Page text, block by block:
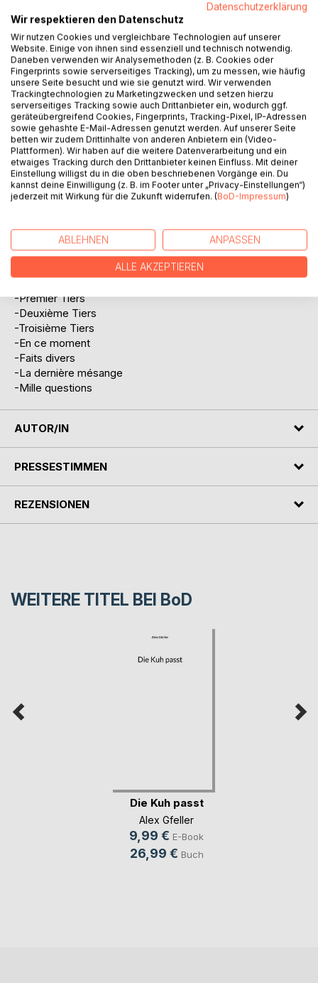
Titel bewerten
BESCHREIBUNG
Alex Gfeller
L'édition française
chez Books on Demand:
-Le Seeland
-Premier Tiers
-Deuxième Tiers
-Troisième Tiers
-En ce moment
-Faits divers
-La dernière mésange
-Mille questions
AUTOR/IN
PRESSESTIMMEN
REZENSIONEN
WEITERE TITEL BEI BoD
Die Kuh passt
Alex Gfeller
9,99 € E-Book
26,99 € Buch
Datenschutzerklärung
Wir respektieren den Datenschutz
Wir nutzen Cookies und vergleichbare Technologien auf unserer
Website. Einige von ihnen sind essenziell und technisch notwendig.
Daneben verwenden wir Analysemethoden (z. B. Cookies oder
Fingerprints sowie serverseitiges Tracking), um zu messen, wie häufig
unsere Seite besucht und wie sie genutzt wird. Wir verwenden
Trackingtechnologien zu Marketingzwecken und setzen hierzu
serverseitiges Tracking sowie auch Drittanbieter ein, wodurch ggf.
geräteübergreifend Cookies, Fingerprints, Tracking-Pixel, IP-Adressen
sowie gehashte E-Mail-Adressen genutzt werden. Auf unserer Seite
betten wir zudem Drittinhalte von anderen Anbietern ein (Video-
Plattformen). Wir haben auf die weitere Datenverarbeitung und ein
etwaiges Tracking durch den Drittanbieter keinen Einfluss. Mit deiner
Einstellung willigst du in die oben beschriebenen Vorgänge ein. Du
kannst deine Einwilligung (z. B. im Footer unter „Privacy-Einstellungen“)
jederzeit mit Wirkung für die Zukunft widerrufen. (BoD-Impressum)
ABLEHNEN ANPASSEN
ALLE AKZEPTIEREN